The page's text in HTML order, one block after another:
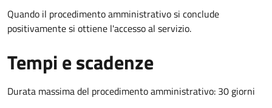
Quando il procedimento amministrativo si conclude
positivamente si ottiene l'accesso al servizio.
Tempi e scadenze
Durata massima del procedimento amministrativo: 30 giorni